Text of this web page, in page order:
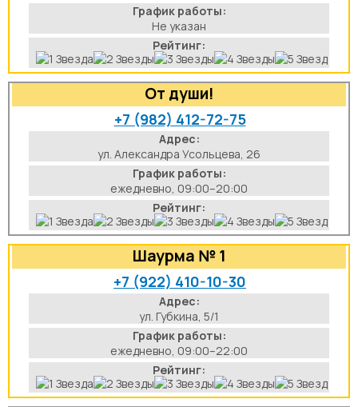
График работы:
Не указан
Рейтинг:
От души!
+7 (982) 412-72-75
Адрес:
ул. Александра Усольцева, 26
График работы:
ежедневно, 09:00–20:00
Рейтинг:
Шаурма № 1
+7 (922) 410-10-30
Адрес:
ул. Губкина, 5/1
График работы:
ежедневно, 09:00–22:00
Рейтинг: